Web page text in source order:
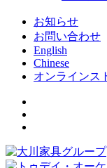
お知らせ
お問い合わせ
English
Chinese
オンラインス